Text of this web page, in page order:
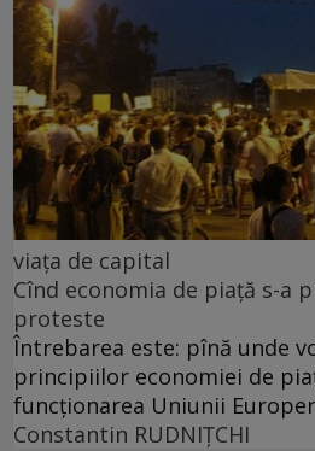
viața de capital
Cînd economia de piață s-a
proteste
Întrebarea este: pînă unde
principiilor economiei de
funcționarea Uniunii
Constantin RUDNIŢCHI